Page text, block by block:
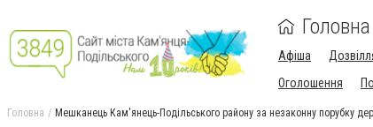
Головна
Афіша
Оголошення
Головна Мешканець Кам'янець-Подільського району за незаконну порубку